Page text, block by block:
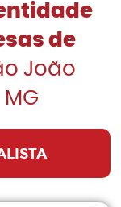
de
João